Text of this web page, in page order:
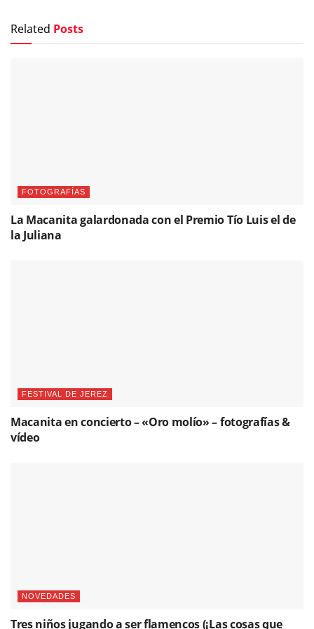
Related Posts
FOTOGRAFÍAS
La Macanita galardonada con el Premio Tío Luis el de
la Juliana
FESTIVAL DE JEREZ
Macanita en concierto – «Oro molío» – fotografías &
vídeo
NOVEDADES
Tres niños jugando a ser flamencos (¡Las cosas que